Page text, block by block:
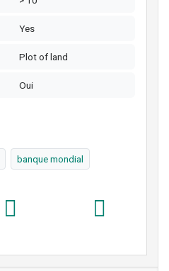
Yes
Plot of land
Oui
banque mondial